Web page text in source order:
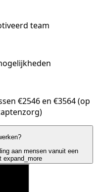
team
€2546 en €3564 (op
aan mensen vanuit een
expand_more